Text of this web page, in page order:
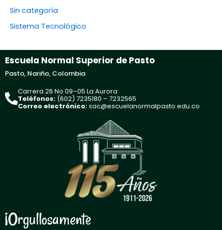
Sin categoría
Sistema Tecnológico
Escuela Normal Superior de Pasto
Pasto, Nariño, Colombia
Carrera 26 No 09–05 La Aurora
Teléfonos: (602) 7235180 – 7232565
Correo electrónico:sac@escuelanormalpasto.edu.co
¡Orgullosamente